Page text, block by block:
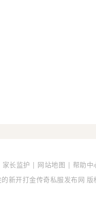
长监护 | 网站地图 | 帮助中
新开打金传奇私服发布网 版